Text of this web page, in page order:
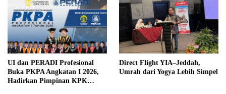
UI dan PERADI Profesional
Buka PKPA Angkatan I 2026,
Hadirkan Pimpinan KPK
Direct Flight YIA–Jeddah,
Umrah dari Yogya Lebih Simpel